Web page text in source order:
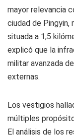
mayor relevancia
ciudad de
situada a 1,5
explicó que la
militar avanzada
externas.
Los vestigios
múltiples
El análisis de los